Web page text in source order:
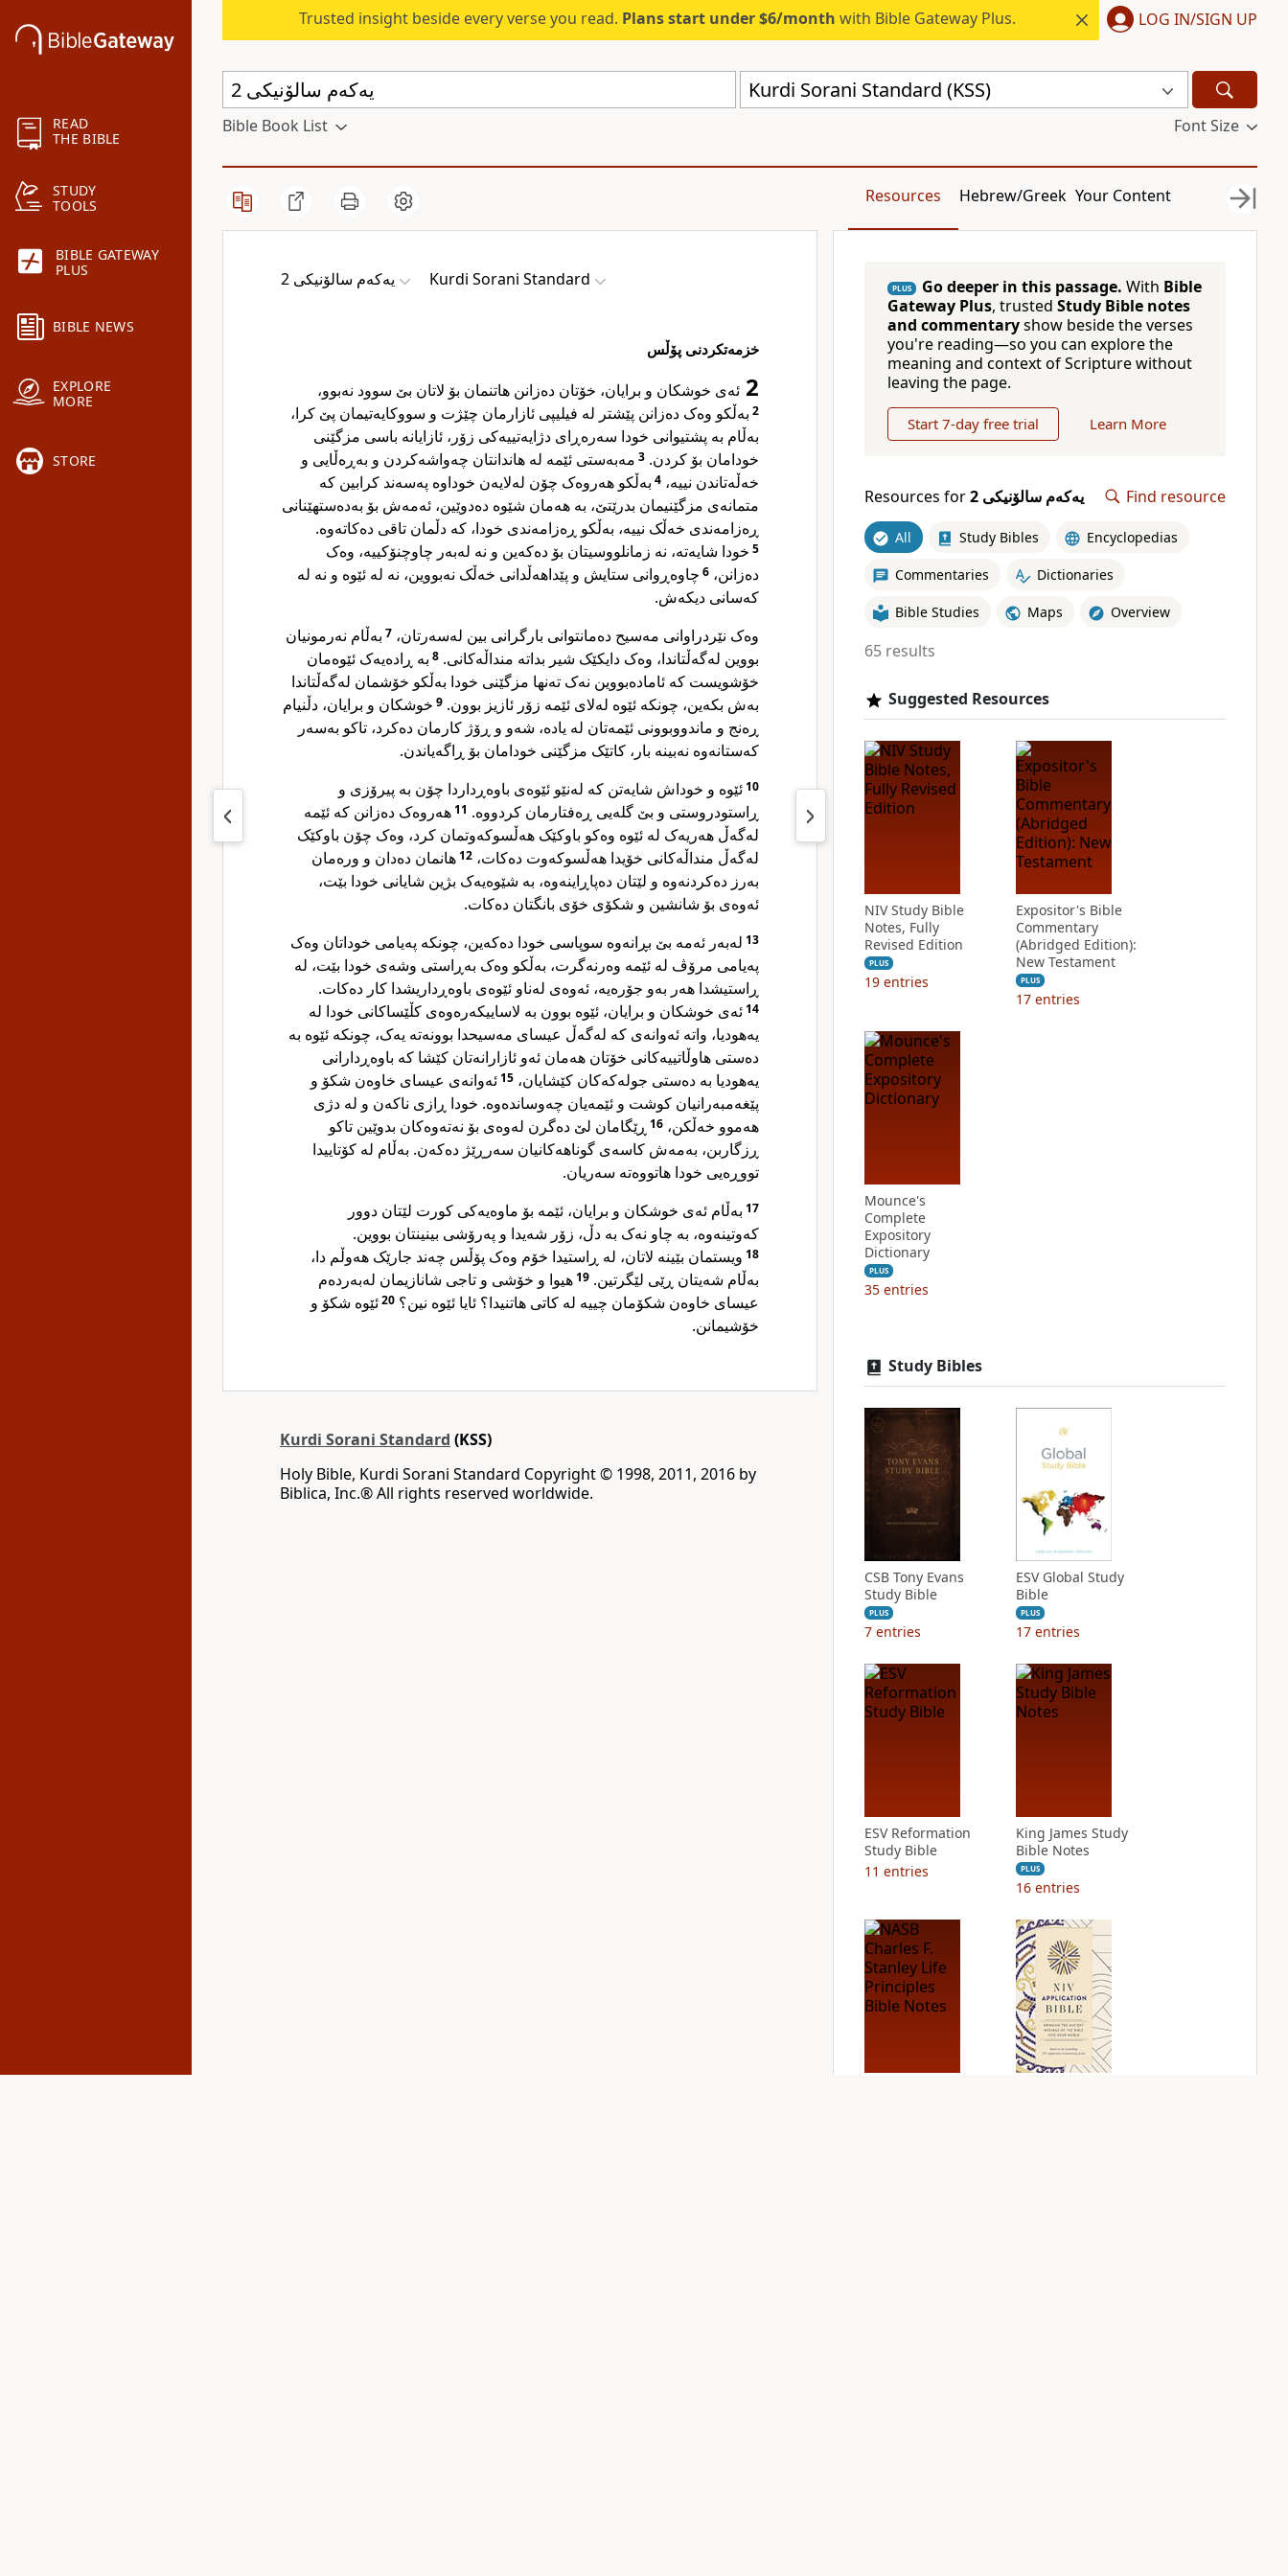
READ
THE BIBLE
STUDY
TOOLS
BIBLE GATEWAY
PLUS
BIBLE NEWS
EXPLORE
MORE
STORE
Trusted insight beside every verse you read. Plans start under $6/month with Bible Gateway Plus. LOG IN/SIGN UP
Kurdi Sorani Standard (KSS)
Bible Book List Font Size
Resources Hebrew/Greek Your Content
یەکەم سالۆنیکی 2 Kurdi Sorani Standard
خزمەتکردنی پۆڵس
2 ئەی خوشکان و برایان، خۆتان دەزانن هاتنمان بۆ لاتان بێ سوود نەبوو،
2 بەڵکو وەک دەزانن پێشتر لە فیلیپی ئازارمان چێژت و سووکایەتیمان پێ کرا،
بەڵام بە پشتیوانی خودا سەرەڕای دژایەتییەکی زۆر، ئازایانە باسی مزگێنی
خودامان بۆ کردن.3 مەبەستی ئێمە لە هاندانتان چەواشەکردن و بەڕەڵایی و
خەڵەتاندن نییە،4 بەڵکو هەروەک چۆن لەلایەن خوداوە پەسەند کرابین کە
متمانەی مزگێنیمان بدرێتێ، بە هەمان شێوە دەدوێین، ئەمەش بۆ بەدەستهێنانی
ڕەزامەندی خەڵک نییە، بەڵکو ڕەزامەندی خودا، کە دڵمان تاقی دەکاتەوە.
5 خودا شایەتە، نە زمانلووسیتان بۆ دەکەین و نە لەبەر چاوچنۆکییە، وەک
دەزانن،6 چاوەڕوانی ستایش و پێداهەڵدانی خەڵک نەبووین، نە لە ئێوە و نە لە
کەسانی دیکەش.
وەک نێردراوانی مەسیح دەمانتوانی بارگرانی بین لەسەرتان،7 بەڵام نەرمونیان
بووین لەگەڵتاندا، وەک دایکێک شیر بداتە منداڵەکانی.8 بە ڕادەیەک ئێوەمان
خۆشویست کە ئامادەبووین نەک تەنها مزگێنی خودا بەڵکو خۆشمان لەگەڵتاندا
بەش بکەین، چونکە ئێوە لەلای ئێمە زۆر ئازیز بوون.9 خوشکان و برایان، دڵنیام
ڕەنج و ماندووبوونی ئێمەتان لە یادە، شەو و ڕۆژ کارمان دەکرد، تاکو بەسەر
کەستانەوە نەبینە بار، کاتێک مزگێنی خودامان بۆ ڕاگەیاندن.
10ئێوە و خوداش شایەتن کە لەنێو ئێوەی باوەڕداردا چۆن بە پیرۆزی و
ڕاستودروستی و بێ گلەیی ڕەفتارمان کردووە. 11هەروەک دەزانن کە ئێمە
لەگەڵ هەریەک لە ئێوە وەکو باوکێک هەڵسوکەوتمان کرد، وەک چۆن باوکێک
لەگەڵ منداڵەکانی خۆیدا هەڵسوکەوت دەکات،12هانمان دەدان و ورەمان
بەرز دەکردنەوە و لێتان دەپاڕاینەوە، بە شێوەیەک بژین شایانی خودا بێت،
ئەوەی بۆ شانشین و شکۆی خۆی بانگتان دەکات.
13 لەبەر ئەمە بێ بڕانەوە سوپاسی خودا دەکەین، چونکە پەیامی خوداتان وەک
پەیامی مرۆڤ لە ئێمە وەرنەگرت، بەڵکو وەک بەڕاستی وشەی خودا بێت، لە
ڕاستیشدا هەر بەو جۆرەیە، ئەوەی لەناو ئێوەی باوەڕداریشدا کار دەکات.
14ئەی خوشکان و برایان، ئێوە بوون بە لاساییکەرەوەی کڵێساکانی خودا لە
یەهودیا، واتە ئەوانەی کە لەگەڵ عیسای مەسیحدا بوونەتە یەک، چونکە ئێوە بە
دەستی هاوڵاتییەکانی خۆتان هەمان ئەو ئازارانەتان کێشا کە باوەڕدارانی
یەهودیا بە دەستی جولەکەکان کێشایان،15ئەوانەی عیسای خاوەن شکۆ و
پێغەمبەرانیان کوشت و ئێمەیان چەوساندەوە. خودا ڕازی ناکەن و لە دژی
هەموو خەڵکن،16 ڕێگامان لێ دەگرن لەوەی بۆ نەتەوەکان بدوێین تاکو
ڕزگاربن، بەمەش کاسەی گوناهەکانیان سەرڕێژ دەکەن. بەڵام لە کۆتاییدا
تووڕەیی خودا هاتووەتە سەریان.
17 بەڵام ئەی خوشکان و برایان، ئێمە بۆ ماوەیەکی کورت لێتان دوور
کەوتینەوە، بە چاو نەک بە دڵ، زۆر شەیدا و پەرۆشی بینینتان بووین.
18 ویستمان بێینە لاتان، لە ڕاستیدا خۆم وەک پۆڵس چەند جارێک هەوڵم دا،
بەڵام شەیتان ڕێی لێگرتین.19هیوا و خۆشی و تاجی شانازیمان لەبەردەم
عیسای خاوەن شکۆمان چییە لە کاتی هاتنیدا؟ ئایا ئێوە نین؟20ئێوە شکۆ و
خۆشیمانن.
Kurdi Sorani Standard (KSS)
Holy Bible, Kurdi Sorani Standard ‪Copyright © 1998, 2011, 2016 by
Biblica, Inc‎.‎®‎‎ ‪All rights reserved worldwide‎.
PLUS Go deeper in this passage. With Bible
Gateway Plus, trusted Study Bible notes
and commentaryshow beside the verses
you're reading—so you can explore the
meaning and context of Scripture without
leaving the page.
Start 7-day free trial Learn More
Resources for یەکەم سالۆنیکی 2 Find resource
All Study Bibles Encyclopedias
Commentaries Dictionaries
Bible Studies Maps Overview
65 results
Suggested Resources
NIV Study Bible
Notes, Fully
Revised Edition
PLUS
19 entries
Expositor's Bible
Commentary
(Abridged Edition):
New Testament
PLUS
17 entries
Mounce's
Complete
Expository
Dictionary
PLUS
35 entries
Study Bibles
CSB Tony Evans
Study Bible
PLUS
7 entries
ESV Global Study
Bible
PLUS
17 entries
ESV Reformation
Study Bible
11 entries
King James Study
Bible Notes
PLUS
16 entries